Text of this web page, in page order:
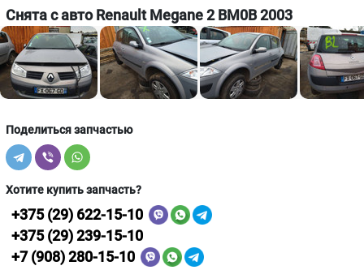
Снята с авто Renault Megane 2 BM0B 2003
Поделиться запчастью
Хотите купить запчасть?
+375 (29) 622-15-10
+375 (29) 239-15-10
+7 (908) 280-15-10